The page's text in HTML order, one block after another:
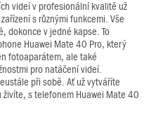
videí v profesionální kvalitě už
s různými funkcemi. Vše
dokonce v jedné kapse. To
Huawei Mate 40 Pro, který
fotoaparátem, ale také
pro natáčení videí.
při sobě. Ať už vytváříte
s telefonem Huawei Mate 40